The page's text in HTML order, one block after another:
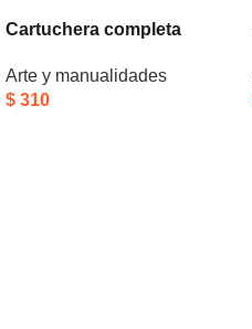
Cartuchera completa
Arte y manualidades
$ 310